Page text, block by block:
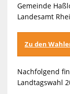
Gemeinde
Landesamt
Zu den
Nachfolgend
Landtagswahl